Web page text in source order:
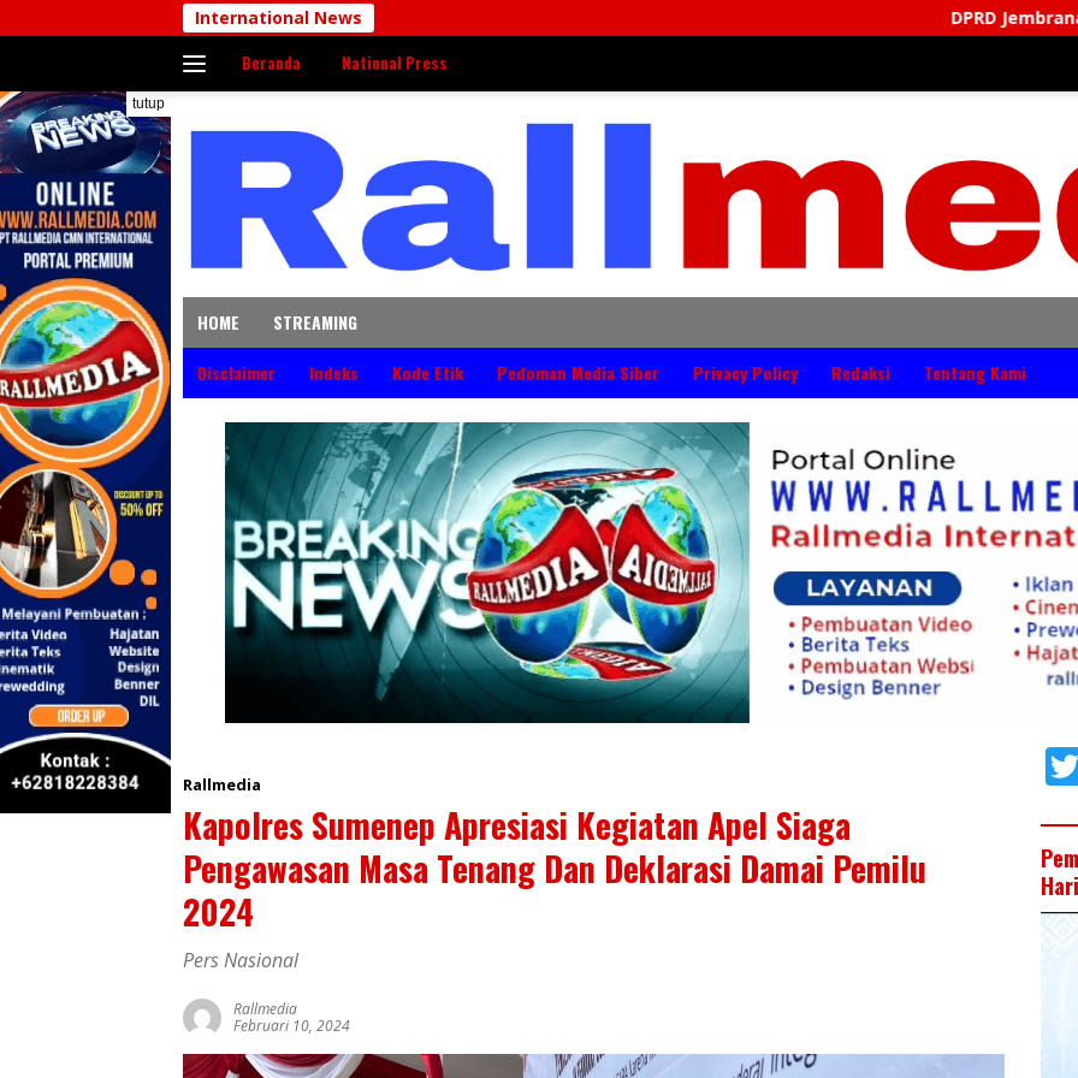
ke
International News DPRD Jembrana Perkuat Produk
Beranda National Press
tutup
HOME
STREAMING
Disclaimer
Indeks Kode Etik Pedoman Media Siber Privacy Policy Redaksi Tentang Kami
Rallmedia
Kapolres Sumenep Apresiasi Kegiatan Apel Siaga
Pengawasan Masa Tenang Dan Deklarasi Damai Pemilu
2024
Pers Nasional
Rallmedia
Februari 10, 2024